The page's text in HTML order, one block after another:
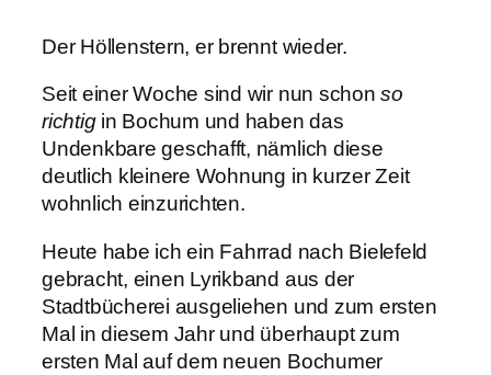
Der Höllenstern, er brennt wieder.
Seit einer Woche sind wir nun schonso
richtigin Bochum und haben das
Undenkbare geschafft, nämlich diese
deutlich kleinere Wohnung in kurzer Zeit
wohnlich einzurichten.
Heute habe ich ein Fahrrad nach Bielefeld
gebracht, einen Lyrikband aus der
Stadtbücherei ausgeliehen und zum ersten
Mal in diesem Jahr und überhaupt zum
ersten Mal auf dem neuen Bochumer